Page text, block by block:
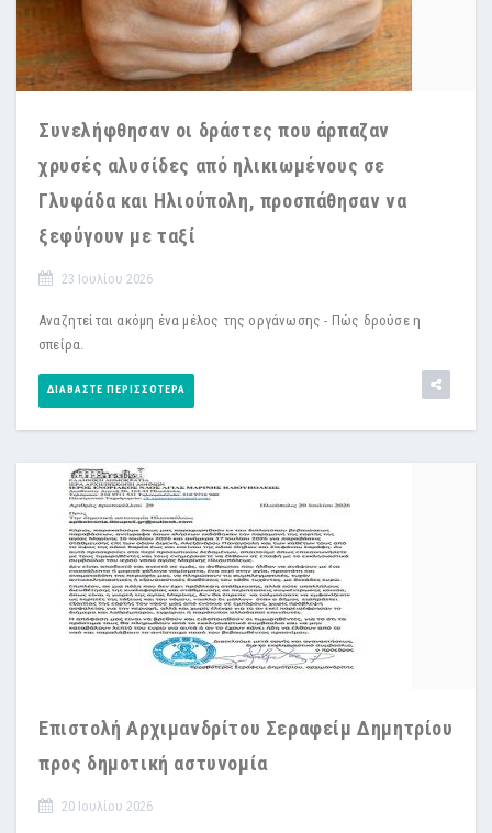
Συνελήφθησαν οι δράστες που άρπαζαν
χρυσές αλυσίδες από ηλικιωμένους σε
Γλυφάδα και Ηλιούπολη, προσπάθησαν να
ξεφύγουν με ταξί
23 Ιουλίου 2026
Αναζητείται ακόμη ένα μέλος της οργάνωσης - Πώς δρούσε η
σπείρα.
ΔΙΑΒΆΣΤΕ ΠΕΡΙΣΣΌΤΕΡΑ
Επιστολή Αρχιμανδρίτου Σεραφείμ Δημητρίου
προς δημοτική αστυνομία
20 Ιουλίου 2026